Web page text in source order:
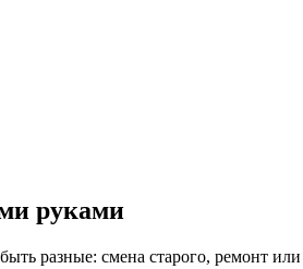
руками
разные: смена старого, ремонт